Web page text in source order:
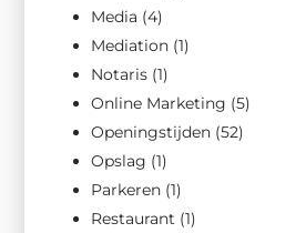
Media (4)
Mediation (1)
Notaris (1)
Online Marketing (5)
Openingstijden (52)
Opslag (1)
Parkeren (1)
Restaurant (1)